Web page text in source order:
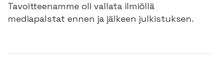
Tavoitteenamme oli vallata ilmiöllä
mediapalstat ennen ja jälkeen julkistuksen.